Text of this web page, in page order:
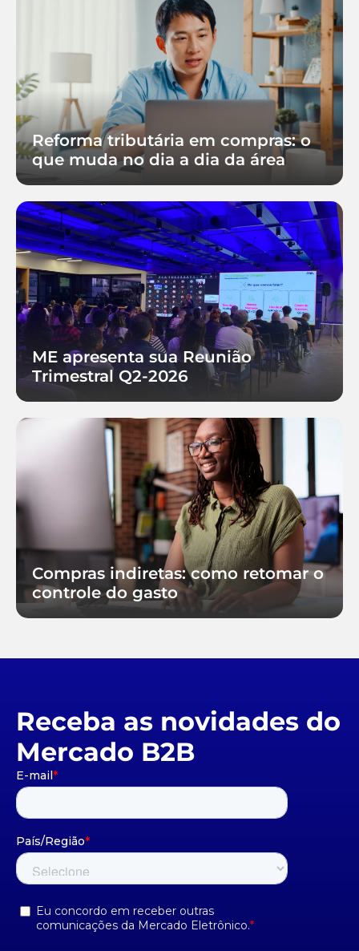
Reforma tributária em compras: o
que muda no dia a dia da área
ME apresenta sua Reunião
Trimestral Q2-2026
Compras indiretas: como retomar o
controle do gasto
Receba as novidades do
Mercado B2B